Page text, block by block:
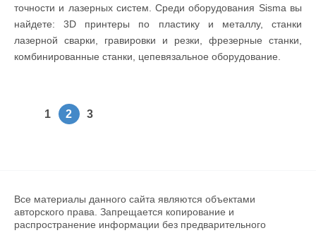
точности и лазерных систем. Среди оборудования Sisma вы
найдете: 3D принтеры по пластику и металлу, станки
лазерной сварки, гравировки и резки, фрезерные станки,
комбинированные станки, цепевязальное оборудование.
1 2 3
Все материалы данного сайта являются объектами
авторского права. Запрещается копирование и
распространение информации без предварительного